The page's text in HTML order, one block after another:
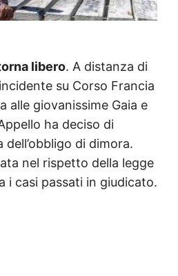
libero. A distanza di
su Corso Francia
alle giovanissime Gaia e
ha deciso di
dell’obbligo di dimora.
nel rispetto della legge
i casi passati in giudicato.